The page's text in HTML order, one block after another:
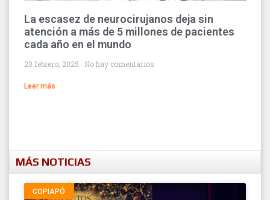
La escasez de neurocirujanos deja sin
atención a más de 5 millones de pacientes
cada año en el mundo
20 febrero, 2025 No hay comentarios
Leer más
MÁS NOTICIAS
COPIAPÓ